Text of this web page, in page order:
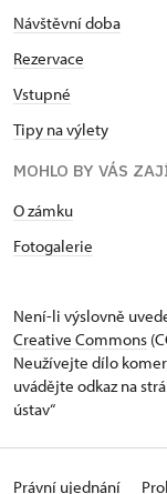
Návštěvní doba
Rezervace
Vstupné
Tipy na výlety
MOHLO BY VÁS
O zámku
Fotogalerie
Není-li výslovně
Creative Commons
Neužívejte dílo
uvádějte odkaz na
ústav“
Právní ujednání